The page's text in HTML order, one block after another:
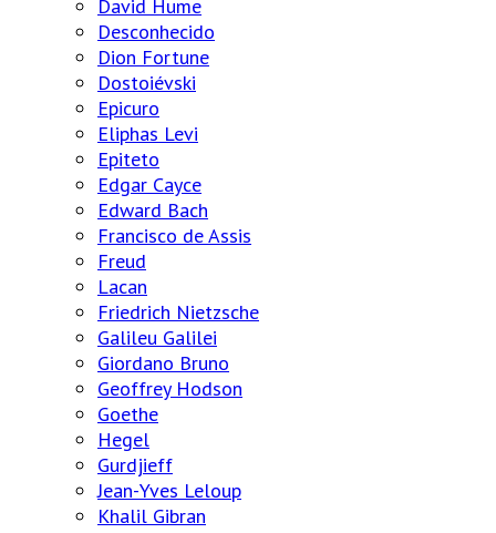
David Hume
Desconhecido
Dion Fortune
Dostoiévski
Epicuro
Eliphas Levi
Epiteto
Edgar Cayce
Edward Bach
Francisco de Assis
Freud
Lacan
Friedrich Nietzsche
Galileu Galilei
Giordano Bruno
Geoffrey Hodson
Goethe
Hegel
Gurdjieff
Jean-Yves Leloup
Khalil Gibran